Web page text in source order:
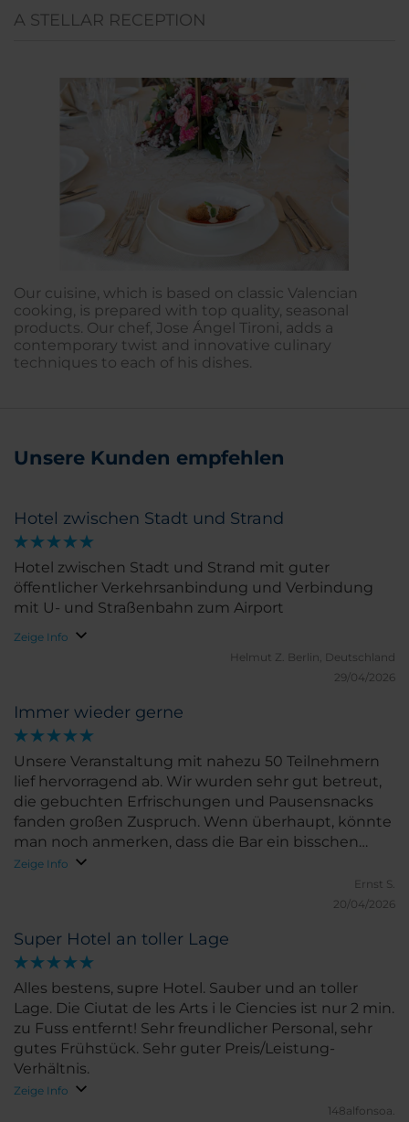
A STELLAR RECEPTION
Our cuisine, which is based on classic Valencian
cooking, is prepared with top quality, seasonal
products. Our chef, Jose Ángel Tironi, adds a
contemporary twist and innovative culinary
techniques to each of his dishes.
Unsere Kunden empfehlen
Hotel zwischen Stadt und Strand
Hotel zwischen Stadt und Strand mit guter
öffentlicher Verkehrsanbindung und Verbindung
mit U- und Straßenbahn zum Airport
Zeige Info
Helmut Z. Berlin, Deutschland
29/04/2026
Immer wieder gerne
Unsere Veranstaltung mit nahezu 50 Teilnehmern
lief hervorragend ab. Wir wurden sehr gut betreut,
die gebuchten Erfrischungen und Pausensnacks
fanden großen Zuspruch. Wenn überhaupt, könnte
man noch anmerken, dass die Bar ein bisschen
"unscheinbar" für dieses Hotel ist.
Zeige Info
Ernst S.
20/04/2026
Super Hotel an toller Lage
Alles bestens, supre Hotel. Sauber und an toller
Lage. Die Ciutat de les Arts i le Ciencies ist nur 2 min.
zu Fuss entfernt! Sehr freundlicher Personal, sehr
gutes Frühstück. Sehr guter Preis/Leistung-
Verhältnis.
Zeige Info
148alfonsoa.